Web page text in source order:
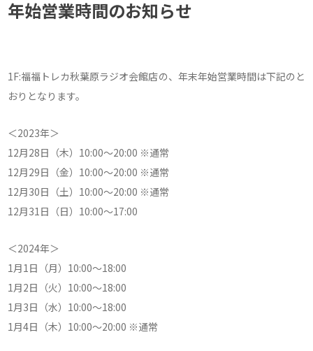
年始営業時間のお知らせ
1F:福福トレカ秋葉原ラジオ会館店の、年末年始営業時間は下記のと
おりとなります。
＜2023年＞
12月28日（木）10:00～20:00 ※通常
12月29日（金）10:00～20:00 ※通常
12月30日（土）10:00～20:00 ※通常
12月31日（日）10:00～17:00
＜2024年＞
1月1日（月）10:00～18:00
1月2日（火）10:00～18:00
1月3日（水）10:00～18:00
1月4日（木）10:00～20:00 ※通常